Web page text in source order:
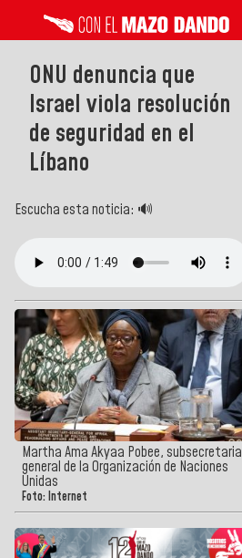
ONU denuncia que
Israel viola resolución
de seguridad en el
Líbano
Escucha esta noticia: 🔊
Martha Ama Akyaa Pobee, subsecretaria
general de la Organización de Naciones
Unidas
Foto: Internet